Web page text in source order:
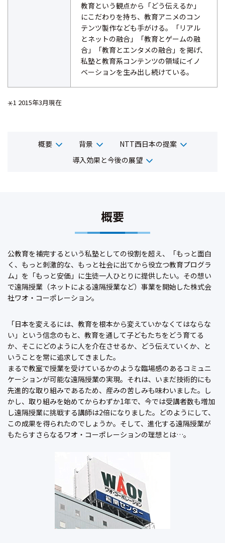
教育という観点から「どう伝えるか」
にこだわりを持ち、教育アニメのコン
テンツ製作なども手がける。「リアル
とネットの融合」「教育とゲームの融
合」「教育とエンタメの融合」を掲げ、
私塾と教育系コンテンツの領域にイノ
ベーションを生み出し続けている。
⚹1 2015年3月現在
概要 背景
NTT西日本の提案
導入効果と今後の展望
概要
公教育を補完するという私塾としての役割を超え、「もっと面白
く、もっと刺激的な、もっと社会に出てから役立つ教育プログラ
ム」を「もっと安価」に生徒一人ひとりに提供したい。その想い
で遠隔授業（ネットによる遠隔授業など）事業を開始した株式会
社ワオ・コーポレーション。
「日本を変えるには、教育を根本から変えていかなくてはならな
い」という信念のもと、教育を通して子どもたちをどう育てる
か、そこにどのように人を介在させるか、どう伝えていくか、と
いうことを常に追求してきました。
まるで教室で授業を受けているかのような臨場感のあるコミュニ
ケーションが可能な遠隔授業の実現。それは、いまだ技術的にも
先進的な取り組みであるため、産みの苦しみも味わいました。し
かし、取り組みを始めてからわずか1年で、今では受講者数も増加
し遠隔授業に挑戦する講師は2倍になりました。どのようにして、
この成果を得られたのでしょうか。そして、進化する遠隔授業が
もたらすさらなるワオ・コーポレーションの理想とは…。